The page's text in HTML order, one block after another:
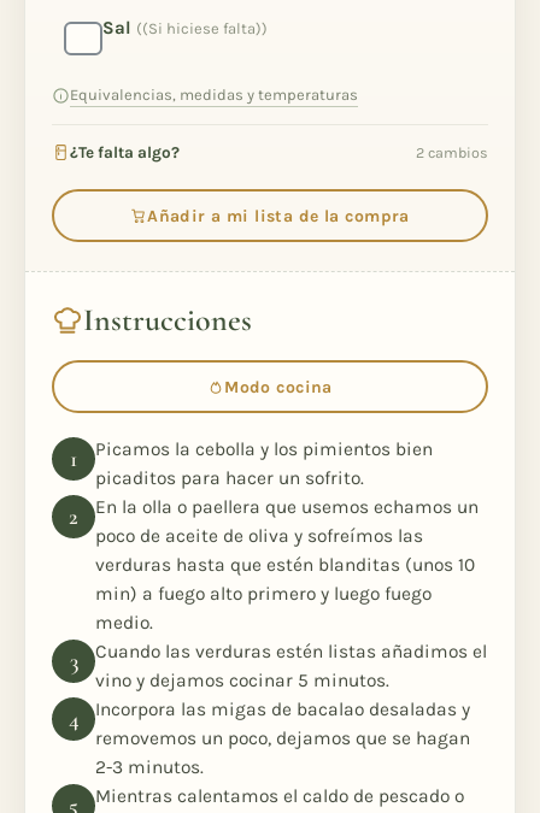
Sal ((Si hiciese falta))
Equivalencias, medidas y temperaturas
¿Te falta algo? 2 cambios
Añadir a mi lista de la compra
Instrucciones
Modo cocina
Picamos la cebolla y los pimientos bien
picaditos para hacer un sofrito.
En la olla o paellera que usemos echamos un
poco de aceite de oliva y sofreímos las
verduras hasta que estén blanditas (unos 10
min) a fuego alto primero y luego fuego
medio.
Cuando las verduras estén listas añadimos el
vino y dejamos cocinar 5 minutos.
Incorpora las migas de bacalao desaladas y
removemos un poco, dejamos que se hagan
2-3 minutos.
Mientras calentamos el caldo de pescado o